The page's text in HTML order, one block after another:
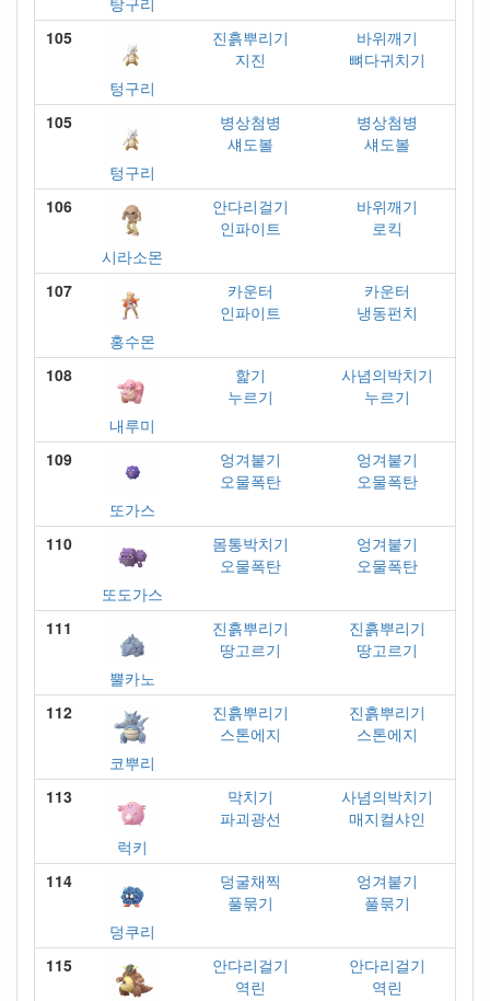
105
텅구리
진흙뿌리기
지진
바위깨기
뼈다귀치기
105
텅구리
병상첨병
섀도볼
병상첨병
섀도볼
106
시라소몬
안다리걸기
인파이트
바위깨기
로킥
107
홍수몬
카운터
인파이트
카운터
냉동펀치
108
내루미
핥기
누르기
사념의박치기
누르기
109
또가스
엉겨붙기
오물폭탄
엉겨붙기
오물폭탄
110
또도가스
몸통박치기
오물폭탄
엉겨붙기
오물폭탄
111
뿔카노
진흙뿌리기
땅고르기
진흙뿌리기
땅고르기
112
코뿌리
진흙뿌리기
스톤에지
진흙뿌리기
스톤에지
113
럭키
막치기
파괴광선
사념의박치기
매지컬샤인
114
덩쿠리
덩굴채찍
풀묶기
엉겨붙기
풀묶기
115
안다리걸기
역린
안다리걸기
역린